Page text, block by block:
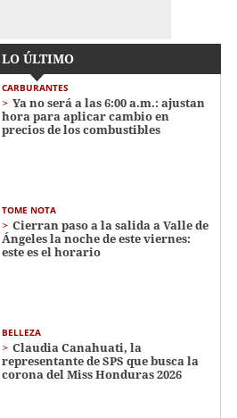
LO ÚLTIMO
CARBURANTES
Ya no será a las 6:00 a.m.: ajustan
hora para aplicar cambio en
precios de los combustibles
TOME NOTA
Cierran paso a la salida a Valle de
Ángeles la noche de este viernes:
este es el horario
BELLEZA
Claudia Canahuati, la
representante de SPS que busca la
corona del Miss Honduras 2026